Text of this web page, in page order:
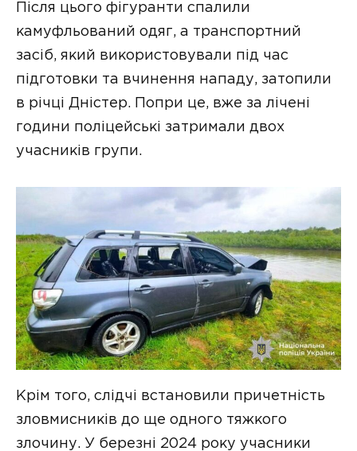
Після цього фігуранти спалили
камуфльований одяг, а транспортний
засіб, який використовували під час
підготовки та вчинення нападу, затопили
в річці Дністер. Попри це, вже за лічені
години поліцейські затримали двох
учасників групи.
Крім того, слідчі встановили причетність
зловмисників до ще одного тяжкого
злочину. У березні 2024 року учасники